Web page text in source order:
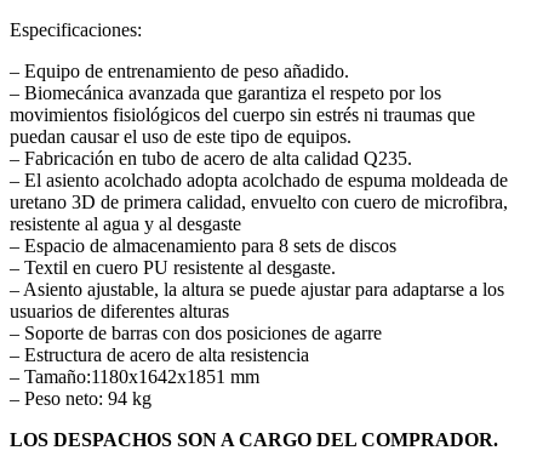
Especificaciones:
– Equipo de entrenamiento de peso añadido.
– Biomecánica avanzada que garantiza el respeto por los
movimientos fisiológicos del cuerpo sin estrés ni traumas que
puedan causar el uso de este tipo de equipos.
– Fabricación en tubo de acero de alta calidad Q235.
– El asiento acolchado adopta acolchado de espuma moldeada de
uretano 3D de primera calidad, envuelto con cuero de microfibra,
resistente al agua y al desgaste
– Espacio de almacenamiento para 8 sets de discos
– Textil en cuero PU resistente al desgaste.
– Asiento ajustable, la altura se puede ajustar para adaptarse a los
usuarios de diferentes alturas
– Soporte de barras con dos posiciones de agarre
– Estructura de acero de alta resistencia
– Tamaño:1180x1642x1851 mm
– Peso neto: 94 kg
LOS DESPACHOS SON A CARGO DEL COMPRADOR.